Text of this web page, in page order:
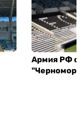
Армия РФ